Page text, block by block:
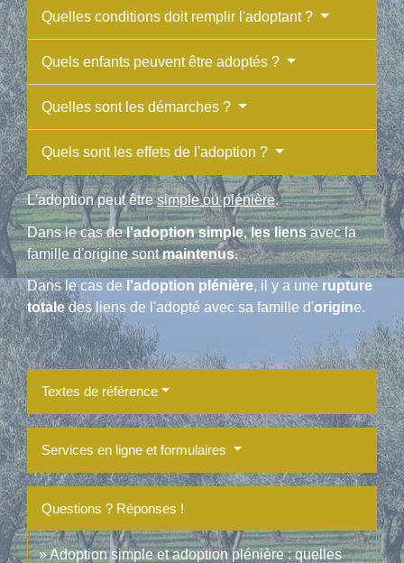
Quelles conditions doit remplir l'adoptant ?
Quels enfants peuvent être adoptés ?
Quelles sont les démarches ?
Quels sont les effets de l'adoption ?
L'adoption peut êtresimple ou plénière.
Dans le cas del'adoption simple,les liensavec la
famille d'origine sontmaintenus.
Dans le cas de l'adoption plénière, il y a une rupture
totaledes liens de l'adopté avec sa famille d'origine.
Textes de référence
Services en ligne et formulaires
Questions ? Réponses !
Adoption simple et adoption plénière : quelles